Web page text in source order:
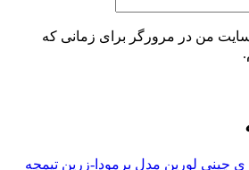
من در مرورگر برای زمانی که